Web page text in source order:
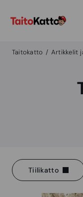
Taitokatto Artikkelit
Tiilikatto